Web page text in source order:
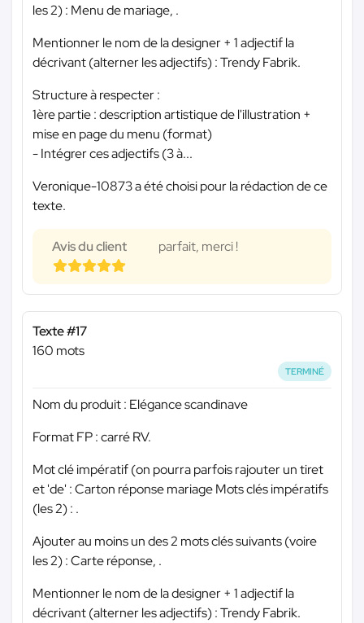
les 2) : Menu de mariage, .
Mentionner le nom de la designer + 1 adjectif la
décrivant (alterner les adjectifs) : Trendy Fabrik.
Structure à respecter :
1ère partie : description artistique de l'illustration +
mise en page du menu (format)
- Intégrer ces adjectifs (3 à...
Veronique-10873 a été choisi pour la rédaction de ce
texte.
Avis du client parfait, merci !
Texte #17
160 mots
TERMINÉ
Nom du produit : Elégance scandinave
Format FP : carré RV.
Mot clé impératif (on pourra parfois rajouter un tiret
et 'de' : Carton réponse mariage Mots clés impératifs
(les 2) : .
Ajouter au moins un des 2 mots clés suivants (voire
les 2) : Carte réponse, .
Mentionner le nom de la designer + 1 adjectif la
décrivant (alterner les adjectifs) : Trendy Fabrik.